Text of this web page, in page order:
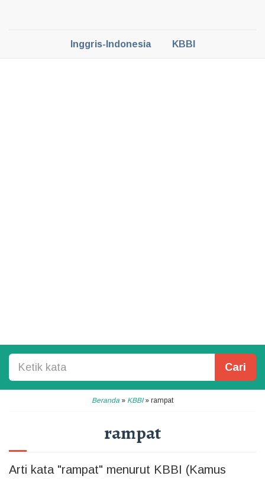
Inggris-Indonesia KBBI
Cari
Beranda » KBBI» rampat
rampat
Arti kata "rampat" menurut KBBI (Kamus